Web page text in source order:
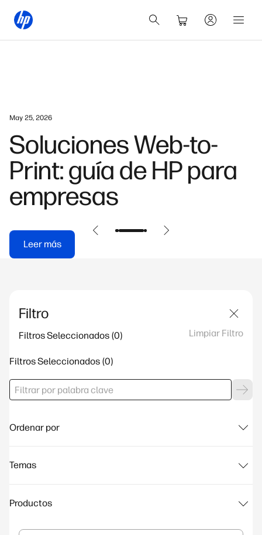
May 25, 2026
Soluciones Web-to-
Print: guía de HP para
empresas
Leer más
Filtro
Filtros Seleccionados Limpiar Filtro
Filtros Seleccionados
Ordenar por
Temas
Productos